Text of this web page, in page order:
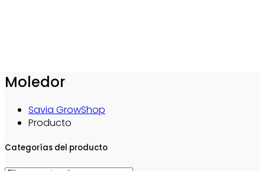
Moledor
Savia GrowShop
Producto
Categorías del producto